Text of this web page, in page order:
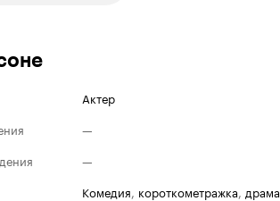
Актер
—
—
комедия, короткометражка, драма